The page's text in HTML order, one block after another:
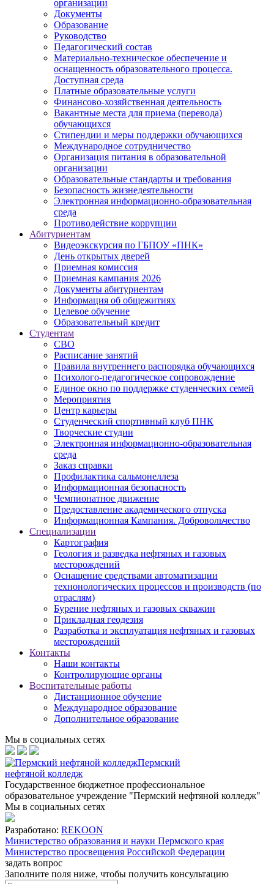
организации
Документы
Образование
Руководство
Педагогический состав
Материально-техническое обеспечение и
оснащенность образовательного процесса.
Доступная среда
Платные образовательные услуги
Финансово-хозяйственная деятельность
Вакантные места для приема (перевода)
обучающихся
Стипендии и меры поддержки обучающихся
Международное сотрудничество
Организация питания в образовательной
организации
Образовательные стандарты и требования
Безопасность жизнедеятельности
Электронная информационно-образовательная
среда
Противодействие коррупции
Абитуриентам
Видеоэкскурсия по ГБПОУ «ПНК»
День открытых дверей
Приемная комиссия
Приемная кампания 2026
Дoкументы абитуриентам
Информация об общежитиях
Целевое обучение
Образовательный кредит
Студентам
СВО
Расписание занятий
Правила внутреннего распорядка обучающихся
Психолого-педагогическое сопровождение
Единое окно по поддержке студенческих семей
Мероприятия
Центр карьеры
Студенческий спортивный клуб ПНК
Творческие студии
Электронная информационно-образовательная
среда
Заказ справки
Профилактика сальмонеллеза
Информационная безопасность
Чемпионатное движение
Предоставление академического отпуска
Информационная Кампания. Добровольчество
Специализации
Картография
Геология и разведка нефтяных и газовых
месторождений
Оснащение средствами автоматизации
технонологических процессов и производств (по
отраслям)
Бурение нефтяных и газовых скважин
Прикладная геодезия
Разработка и эксплуатация нефтяных и газовых
месторождений
Контакты
Наши контакты
Контролирующие органы
Воспитательные работы
Дистанционное обучение
Международное образование
Дополнительное образование
Мы в социальных сетях
Пермский
нефтяной колледж
Государственное бюджетное профессиональное
образовательное учреждение "Пермский нефтяной колледж"
Мы в социальных сетях
Разработано: REKOON
Министерство образования и науки Пермского края
Министерство просвещения Российской Федерации
задать вопрос
Заполните поля ниже, чтобы получить консультацию